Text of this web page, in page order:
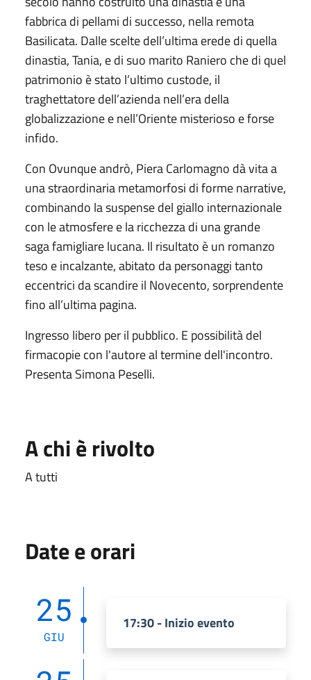
fabbrica di pellami di successo, nella remota
Basilicata. Dalle scelte dell’ultima erede di quella
dinastia, Tania, e di suo marito Raniero che di quel
patrimonio è stato l’ultimo custode, il
traghettatore dell’azienda nell’era della
globalizzazione e nell’Oriente misterioso e forse
infido.
Con Ovunque andrò, Piera Carlomagno dà vita a
una straordinaria metamorfosi di forme narrative,
combinando la suspense del giallo internazionale
con le atmosfere e la ricchezza di una grande
saga famigliare lucana. Il risultato è un romanzo
teso e incalzante, abitato da personaggi tanto
eccentrici da scandire il Novecento, sorprendente
fino all’ultima pagina.
Ingresso libero per il pubblico. E possibilità del
firmacopie con l'autore al termine dell'incontro.
Presenta Simona Peselli.
A chi è rivolto
A tutti
Date e orari
25
GIU
17:30 - Inizio evento